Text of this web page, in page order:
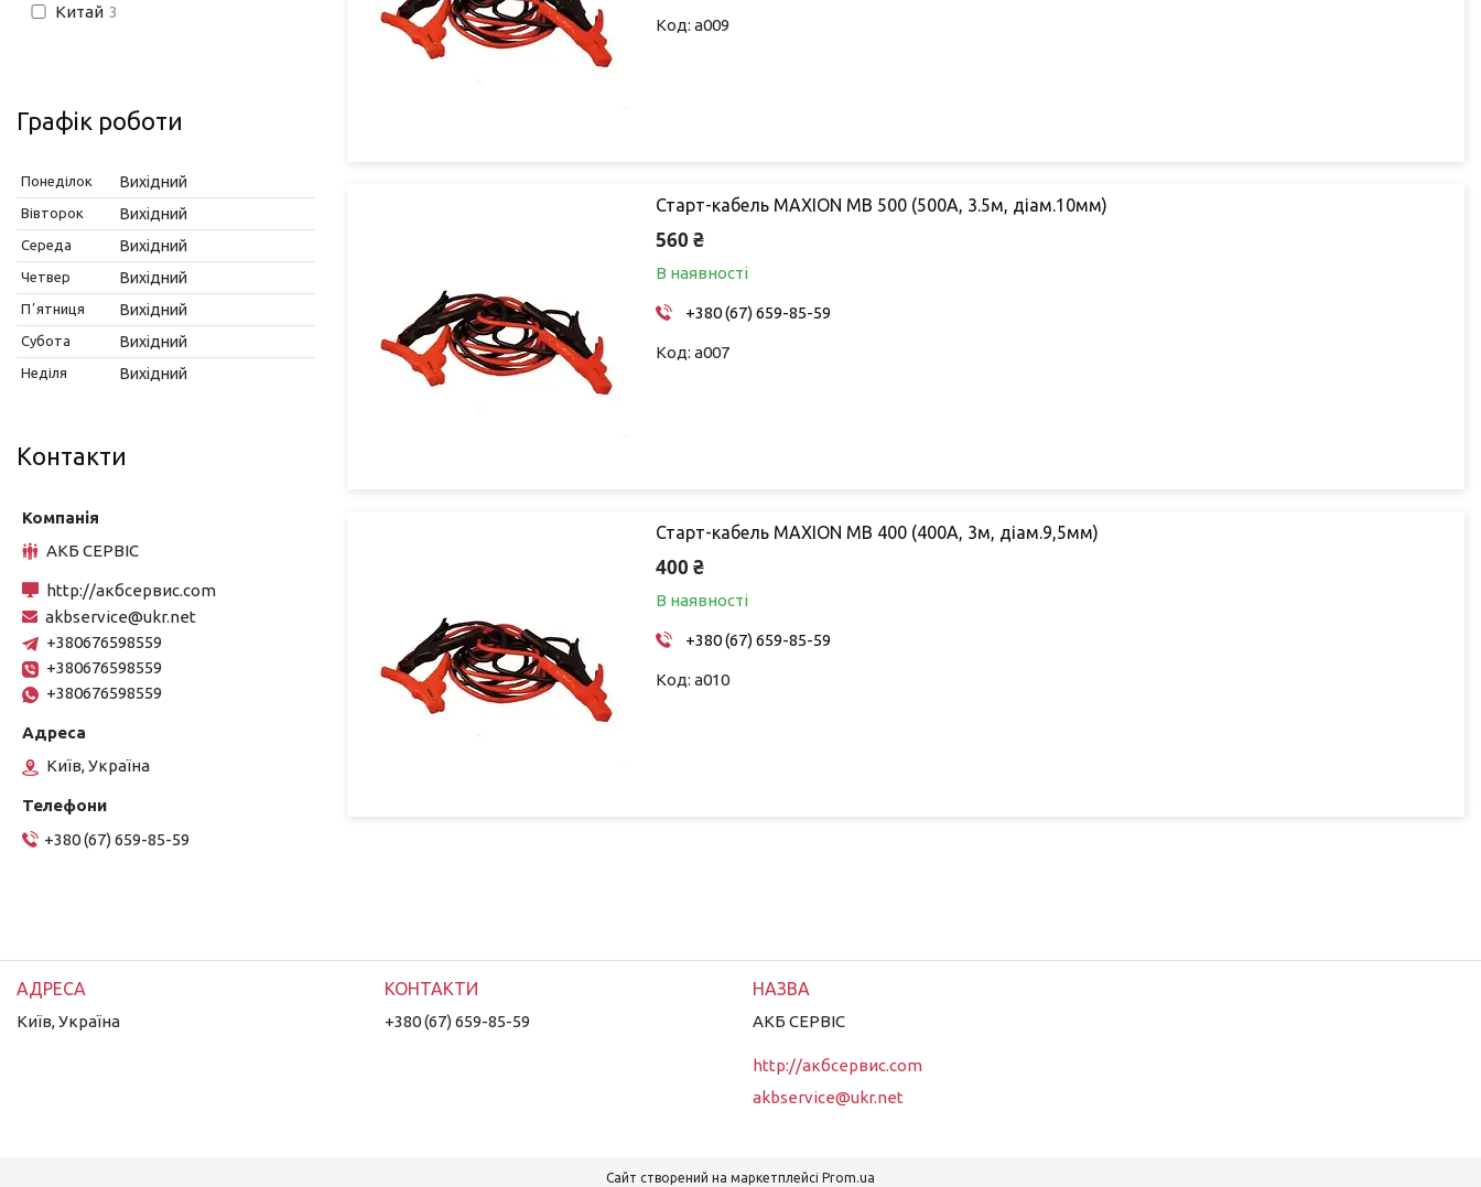
a009
Старт-кабель MAXION MB 500 (500А, 3.5м, діам.10мм)
560 ₴
В наявності
+380 (67) 659-85-59
a007
Старт-кабель MAXION MB 400 (400А, 3м, діам.9,5мм)
400 ₴
В наявності
+380 (67) 659-85-59
a010
Китай 3
Графік роботи
Понеділок Вихідний
Вівторок Вихідний
Середа Вихідний
Четвер Вихідний
Пʼятниця Вихідний
Субота Вихідний
Неділя Вихідний
Контакти
АКБ СЕРВІС
http://акбсервис.com
akbservice@ukr.net
+380676598559
+380676598559
+380676598559
Київ, Україна
+380 (67) 659-85-59
Київ, Україна +380 (67) 659-85-59 АКБ СЕРВІС
http://акбсервис.com
akbservice@ukr.net
Сайт створений на маркетплейсі Prom.ua